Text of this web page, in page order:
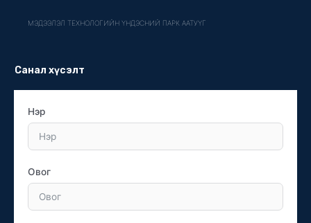
МЭДЭЭЛЭЛ ТЕХНОЛОГИЙН ҮНДЭСНИЙ ПАРК ААТУҮГ
Санал хүсэлт
Нэр
Овог